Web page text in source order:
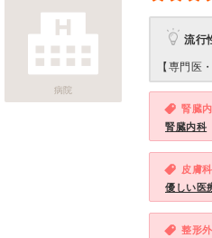
病院
流行
【専門医
腎臓
腎臓内科
皮膚
優しい医
整形